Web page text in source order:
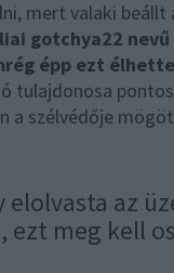
mert valaki beállt
gotchya22 nevű
épp ezt
tulajdonosa
a szélvédője
elolvasta az
meg kell